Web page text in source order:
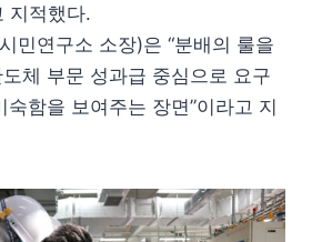
지적했다.
민연구소 소장)은 “분배의 룰을
체 부문 성과급 중심으로 요구
숙함을 보여주는 장면”이라고 지